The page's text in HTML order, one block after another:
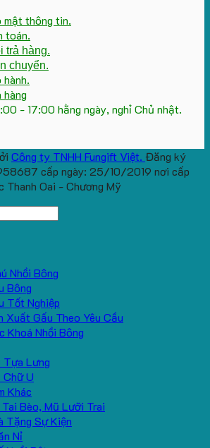
mật thông tin.
toán.
trả hàng.
chuyển.
hành.
hàng
- 17:00 hằng ngày, nghỉ Chủ nhật.
Công ty TNHH Fungift Việt. Đăng ký
cấp ngày: 25/10/2019 nơi cấp
Thanh Oai - Chương Mỹ
Nhồi Bông
Bông
Tốt Nghiệp
Xuất Gấu Theo Yêu Cầu
Khoá Nhồi Bông
Tựa Lưng
Chữ U
Khác
Bèo, Mũ Lưỡi Trai
Tặng Sự Kiện
Nỉ